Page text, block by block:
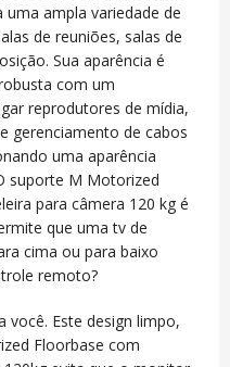
ampla variedade de
de reuniões, salas de
Sua aparência é
com um
reprodutores de mídia,
gerenciamento de cabos
uma aparência
suporte M Motorized
para câmera 120 kg é
que uma tv de
cima ou para baixo
remoto?
você. Este design limpo,
Floorbase com